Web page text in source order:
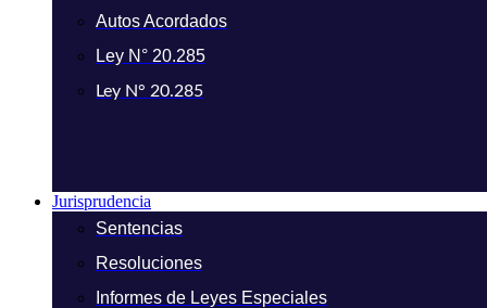
Autos Acordados
Ley N° 20.285
Ley N° 20.285
Jurisprudencia
Sentencias
Resoluciones
Informes de Leyes Especiales